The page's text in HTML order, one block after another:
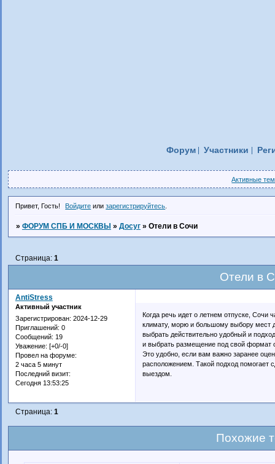
Форум Участники
Активные
Привет, Гость! Войдите илизарегистрируйтесь
» ФОРУМ СПБ И МОСКВЫ » Досуг » Отели в Сочи
Отели в
Страница: 1
AntiStress
Активный участник
Зарегистрирован: 2024-12-29
Приглашений: 0
Сообщений: 19
Уважение: [+0/-0]
Провел на форуме:
2 часа 5 минут
Последний визит:
Сегодня 13:53:25
Когда речь идет о летнем отпуске, Сочи
климату, морю и большому выбору мест
выбрать действительно удобный и
и выбрать размещение под свой формат
Это удобно, если вам важно заранее
расположением. Такой подход помогает
выездом.
Страница: 1
Похожие